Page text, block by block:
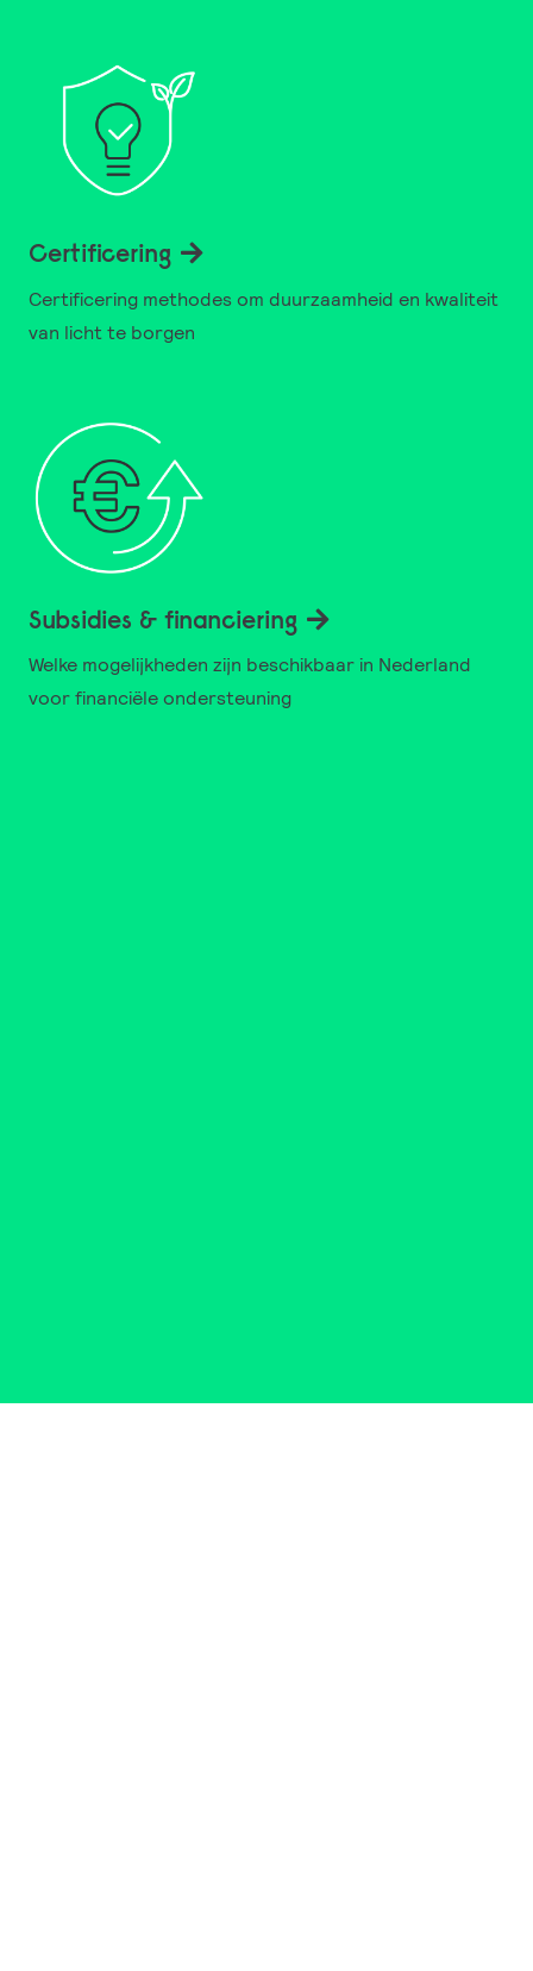
Certificering
Certificering methodes om duurzaamheid en kwaliteit
van licht te borgen
Subsidies & financiering
Welke mogelijkheden zijn beschikbaar in Nederland
voor financiële ondersteuning